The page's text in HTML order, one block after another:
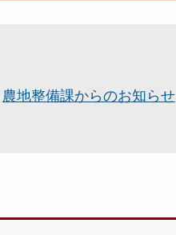
農地整備課からのお知らせ